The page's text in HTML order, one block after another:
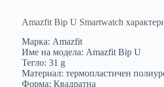
Amazfit Bip U Smartwatch
Марка: Amazfit
Име на модела: Amazfit Bip U
Тегло: 31 g
Материал: термопластичен
Форма: Квадратна